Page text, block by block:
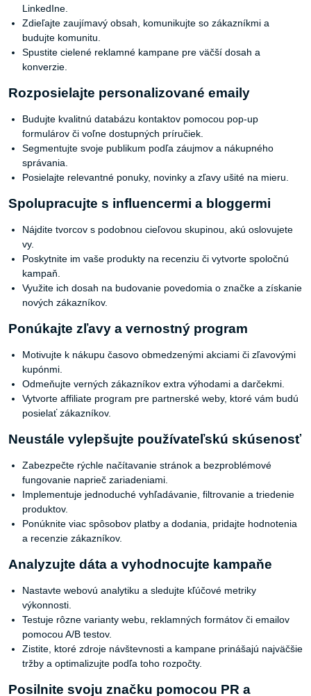
LinkedIne.
Zdieľajte zaujímavý obsah, komunikujte so zákazníkmi a
budujte komunitu.
Spustite cielené reklamné kampane pre väčší dosah a
konverzie.
Rozposielajte personalizované emaily
Budujte kvalitnú databázu kontaktov pomocou pop-up
formulárov či voľne dostupných príručiek.
Segmentujte svoje publikum podľa záujmov a nákupného
správania.
Posielajte relevantné ponuky, novinky a zľavy ušité na mieru.
Spolupracujte s influencermi a bloggermi
Nájdite tvorcov s podobnou cieľovou skupinou, akú oslovujete
vy.
Poskytnite im vaše produkty na recenziu či vytvorte spoločnú
kampaň.
Využite ich dosah na budovanie povedomia o značke a získanie
nových zákazníkov.
Ponúkajte zľavy a vernostný program
Motivujte k nákupu časovo obmedzenými akciami či zľavovými
kupónmi.
Odmeňujte verných zákazníkov extra výhodami a darčekmi.
Vytvorte affiliate program pre partnerské weby, ktoré vám budú
posielať zákazníkov.
Neustále vylepšujte používateľskú skúsenosť
Zabezpečte rýchle načítavanie stránok a bezproblémové
fungovanie naprieč zariadeniami.
Implementuje jednoduché vyhľadávanie, filtrovanie a triedenie
produktov.
Ponúknite viac spôsobov platby a dodania, pridajte hodnotenia
a recenzie zákazníkov.
Analyzujte dáta a vyhodnocujte kampaňe
Nastavte webovú analytiku a sledujte kľúčové metriky
výkonnosti.
Testuje rôzne varianty webu, reklamných formátov či emailov
pomocou A/B testov.
Zistite, ktoré zdroje návštevnosti a kampane prinášajú najväčšie
tržby a optimalizujte podľa toho rozpočty.
Posilnite svoju značku pomocou PR a